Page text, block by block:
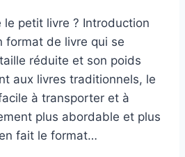
le petit livre ? Introduction
format de livre qui se
réduite et son poids
aux livres traditionnels, le
à transporter et à
plus abordable et plus
fait le format…